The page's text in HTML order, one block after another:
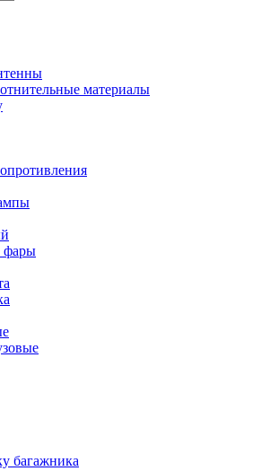
материалы
фары
багажника